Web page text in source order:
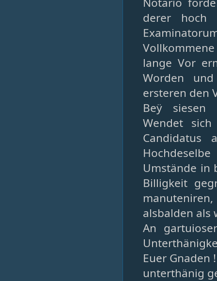
derer hoch
lange Vor
Worden
ersteren den
Beÿ siesen
Wendet
Candidatus
Umstände in
Billigkeit
alsbalden als
An
Euer Gnaden !
unterthänig